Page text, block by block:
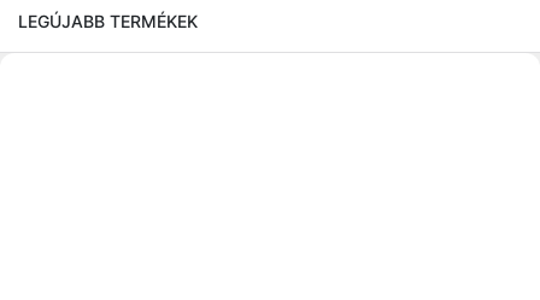
LEGÚJABB TERMÉKEK